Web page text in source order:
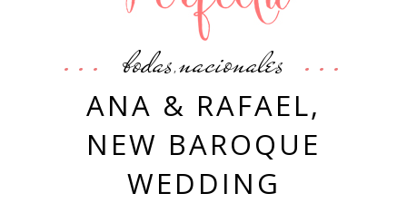
bodas,nacionales
ANA & RAFAEL,
NEW BAROQUE
WEDDING